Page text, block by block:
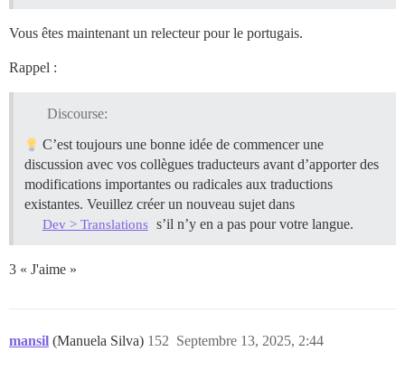
Vous êtes maintenant un relecteur pour le portugais.
Rappel :
Discourse:
C’est toujours une bonne idée de commencer une
discussion avec vos collègues traducteurs avant d’apporter des
modifications importantes ou radicales aux traductions
existantes. Veuillez créer un nouveau sujet dans
Dev > Translations s’il n’y en a pas pour votre langue.
3 « J'aime »
mansil (Manuela Silva) Septembre 13, 2025, 2:44
152